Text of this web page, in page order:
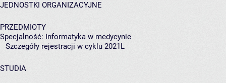
JEDNOSTKI ORGANIZACYJNE
PRZEDMIOTY
Specjalność: Informatyka w medycynie
Szczegóły rejestracji w cyklu 2021L
STUDIA